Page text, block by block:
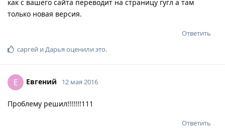
как с вашего сайта переводит на страницу гугл а там
только новая версия.
Ответить
саргей иДарьяоценили это.
Е Евгений 12 мая 2016
Проблему решил!!!!!!!111
Ответить